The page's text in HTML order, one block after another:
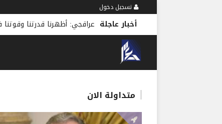
تسجيل دخول
أخبار عاجلة عراقجي: أظهرنا قدرتنا
متداولة الان